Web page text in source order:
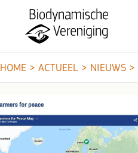
HOME > ACTUEEL > NIEUWS >